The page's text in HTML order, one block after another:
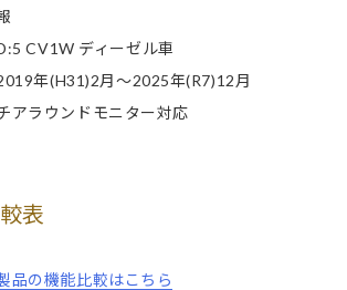
CV1W ディーゼル車
年(H31)2月～2025年(R7)12月
ラウンドモニター対応
表
品の機能比較はこちら